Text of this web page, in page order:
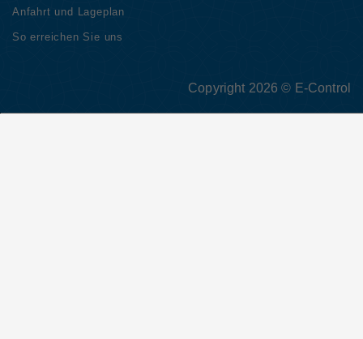
Anfahrt und Lageplan
So erreichen Sie uns
Copyright 2026 © E-Control